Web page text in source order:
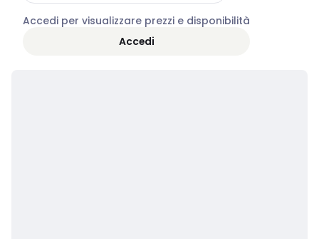
Accedi per visualizzare prezzi e disponibilità
Accedi